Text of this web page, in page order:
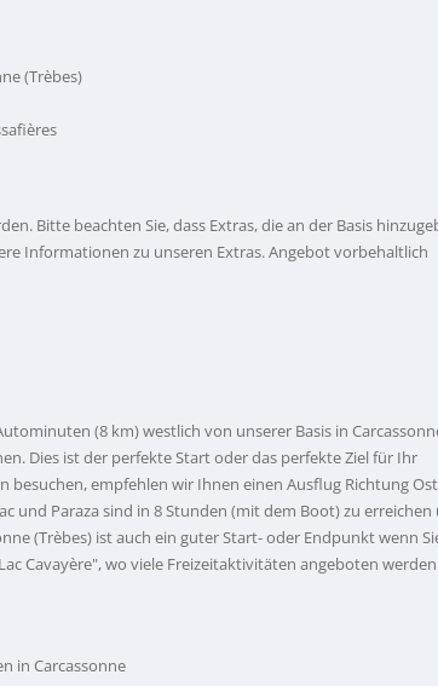
(Trèbes)
Bitte beachten Sie, dass Extras, die an der Basis
Informationen zu unseren Extras. Angebot vorbehaltlich
(8 km) westlich von unserer Basis in
Dies ist der perfekte Start oder das perfekte Ziel für Ihr
empfehlen wir Ihnen einen Ausflug Richtung
und Paraza sind in 8 Stunden (mit dem Boot) zu erreichen
(Trèbes) ist auch ein guter Start- oder Endpunkt wenn
Cavayère", wo viele Freizeitaktivitäten angeboten
in Carcassonne